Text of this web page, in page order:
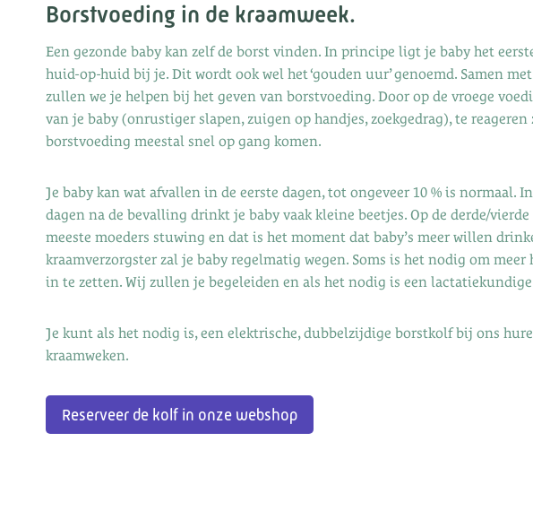
Borstvoeding in de kraamweek.
Een gezonde baby kan zelf de borst vinden. In principe ligt je baby het
huid-op-huid bij je. Dit wordt ook wel het ‘gouden uur’ genoemd. Samen
zullen we je helpen bij het geven van borstvoeding. Door op de vroege
van je baby (onrustiger slapen, zuigen op handjes, zoekgedrag), te reageren
borstvoeding meestal snel op gang komen.
Je baby kan wat afvallen in de eerste dagen, tot ongeveer 10 % is normaal.
dagen na de bevalling drinkt je baby vaak kleine beetjes. Op de derde/
meeste moeders stuwing en dat is het moment dat baby’s meer willen
kraamverzorgster zal je baby regelmatig wegen. Soms is het nodig om
in te zetten. Wij zullen je begeleiden en als het nodig is een
Je kunt als het nodig is, een elektrische, dubbelzijdige borstkolf bij ons
kraamweken.
Reserveer de kolf in onze webshop